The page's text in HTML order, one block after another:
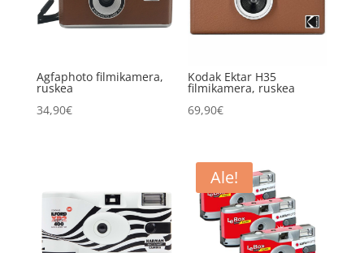
Agfaphoto filmikamera,
ruskea
34,90€
Kodak Ektar H35
filmikamera, ruskea
69,90€
Ale!